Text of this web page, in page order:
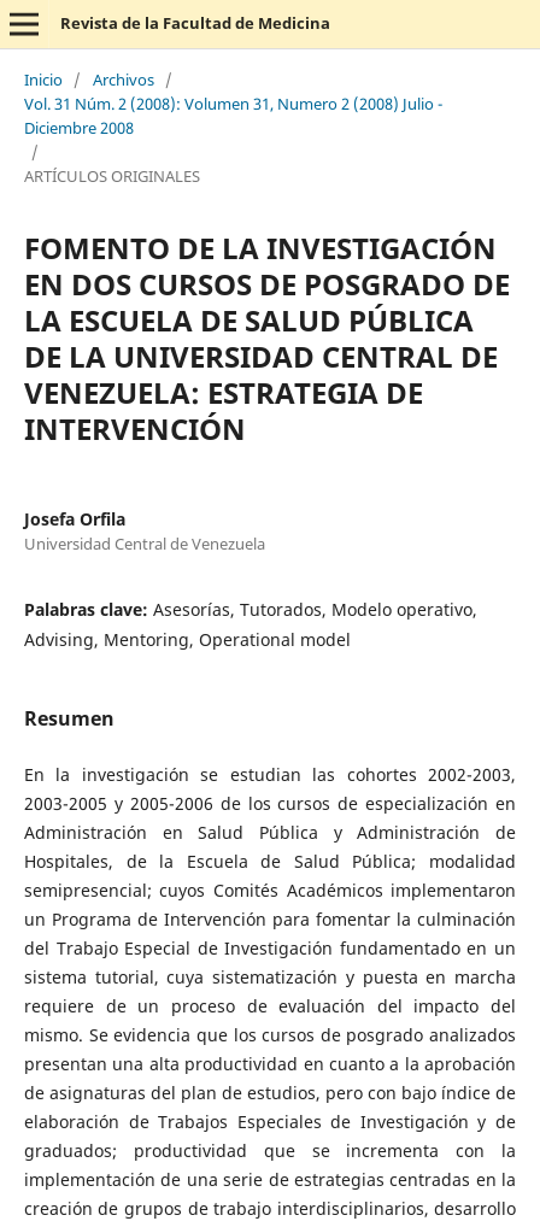
Revista de la Facultad de Medicina
Inicio / Archivos /
Vol. 31 Núm. 2 (2008): Volumen 31, Numero 2 (2008) Julio -
Diciembre 2008
/
ARTÍCULOS ORIGINALES
FOMENTO DE LA INVESTIGACIÓN
EN DOS CURSOS DE POSGRADO DE
LA ESCUELA DE SALUD PÚBLICA
DE LA UNIVERSIDAD CENTRAL DE
VENEZUELA: ESTRATEGIA DE
INTERVENCIÓN
Josefa Orfila
Universidad Central de Venezuela
Palabras clave: Asesorías, Tutorados, Modelo operativo,
Advising, Mentoring, Operational model
Resumen
En la investigación se estudian las cohortes 2002-2003,
2003-2005 y 2005-2006 de los cursos de especialización en
Administración en Salud Pública y Administración de
Hospitales, de la Escuela de Salud Pública; modalidad
semipresencial; cuyos Comités Académicos implementaron
un Programa de Intervención para fomentar la culminación
del Trabajo Especial de Investigación fundamentado en un
sistema tutorial, cuya sistematización y puesta en marcha
requiere de un proceso de evaluación del impacto del
mismo. Se evidencia que los cursos de posgrado analizados
presentan una alta productividad en cuanto a la aprobación
de asignaturas del plan de estudios, pero con bajo índice de
elaboración de Trabajos Especiales de Investigación y de
graduados; productividad que se incrementa con la
implementación de una serie de estrategias centradas en la
creación de grupos de trabajo interdisciplinarios, desarrollo